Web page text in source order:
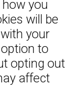
you
will be
your
to
opting out
affect